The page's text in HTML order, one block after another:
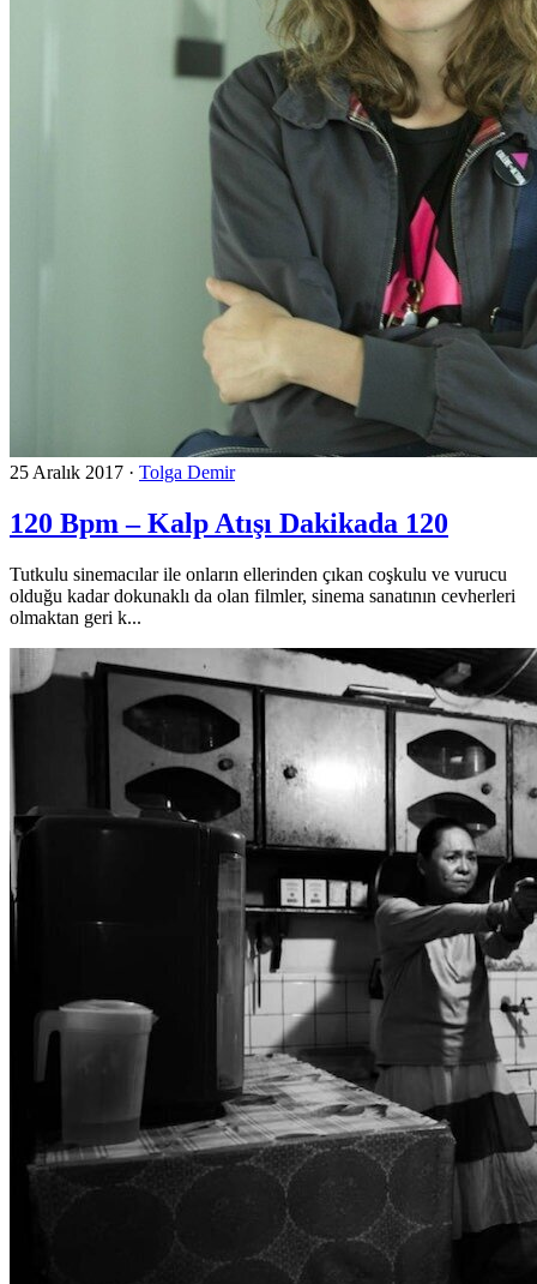
25 Aralık 2017 · Tolga Demir
120 Bpm – Kalp Atışı Dakikada 120
Tutkulu sinemacılar ile onların ellerinden çıkan coşkulu ve vurucu
olduğu kadar dokunaklı da olan filmler, sinema sanatının cevherleri
olmaktan geri k...